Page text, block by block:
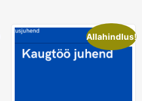
Allahindlus!